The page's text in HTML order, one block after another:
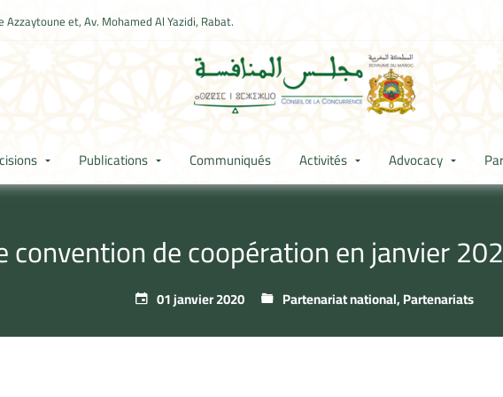
Azzaytoune et, Av. Mohamed Al Yazidi, Rabat.
Publications Communiqués Activités Advocacy
convention de coopération en janvier
01 janvier 2020 Partenariat national,Partenariats